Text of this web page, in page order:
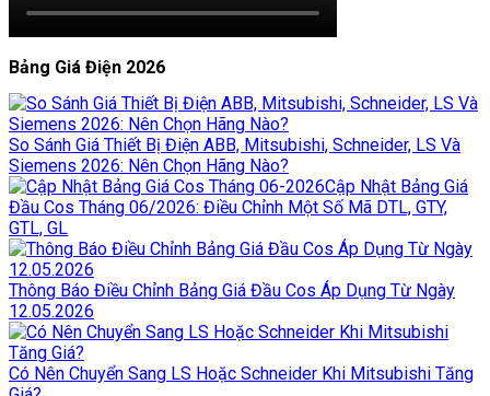
Bảng Giá Điện 2026
So Sánh Giá Thiết Bị Điện ABB, Mitsubishi, Schneider, LS Và
Siemens 2026: Nên Chọn Hãng Nào?
Cập Nhật Bảng Giá
Đầu Cos Tháng 06/2026: Điều Chỉnh Một Số Mã DTL, GTY,
GTL, GL
Thông Báo Điều Chỉnh Bảng Giá Đầu Cos Áp Dụng Từ Ngày
12.05.2026
Có Nên Chuyển Sang LS Hoặc Schneider Khi Mitsubishi Tăng